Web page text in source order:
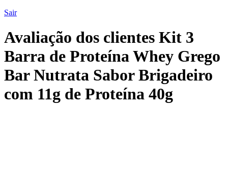
Sair
Avaliação dos clientes Kit 3
Barra de Proteína Whey Grego
Bar Nutrata Sabor Brigadeiro
com 11g de Proteína 40g